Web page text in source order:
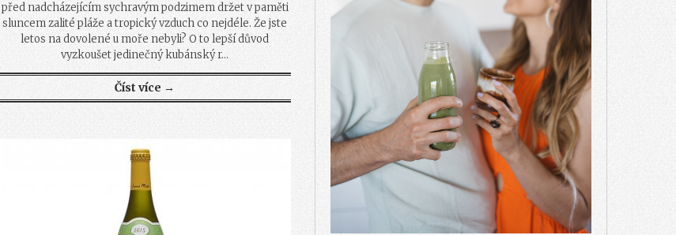
před nadcházejícím sychravým podzimem držet v paměti
sluncem zalité pláže a tropický vzduch co nejdéle. Že jste
letos na dovolené u moře nebyli? O to lepší důvod
vyzkoušet jedinečný kubánský r...
Číst více →